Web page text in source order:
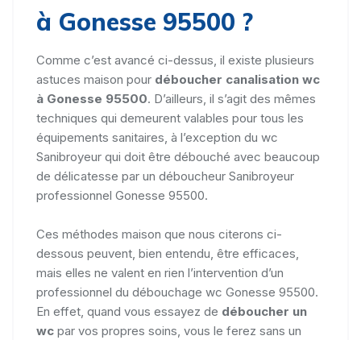
à Gonesse 95500 ?
Comme c’est avancé ci-dessus, il existe plusieurs
astuces maison pour déboucher canalisation wc
à Gonesse 95500. D’ailleurs, il s’agit des mêmes
techniques qui demeurent valables pour tous les
équipements sanitaires, à l’exception du wc
Sanibroyeur qui doit être débouché avec beaucoup
de délicatesse par un déboucheur Sanibroyeur
professionnel Gonesse 95500.
Ces méthodes maison que nous citerons ci-
dessous peuvent, bien entendu, être efficaces,
mais elles ne valent en rien l’intervention d’un
professionnel du débouchage wc Gonesse 95500.
En effet, quand vous essayez de déboucher un
wc par vos propres soins, vous le ferez sans un